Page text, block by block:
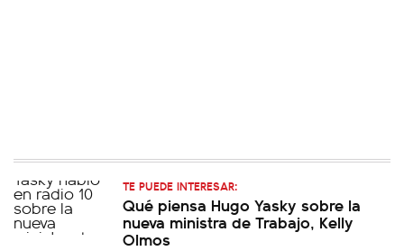
TE PUEDE INTERESAR:
Qué piensa Hugo Yasky sobre la
nueva ministra de Trabajo, Kelly
Olmos